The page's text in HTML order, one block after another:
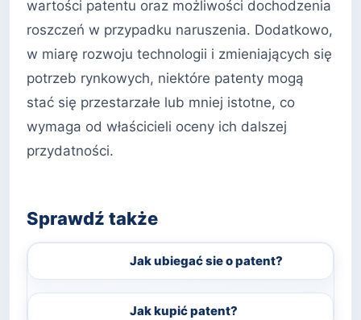
wartości patentu oraz możliwości dochodzenia
roszczeń w przypadku naruszenia. Dodatkowo,
w miarę rozwoju technologii i zmieniających się
potrzeb rynkowych, niektóre patenty mogą
stać się przestarzałe lub mniej istotne, co
wymaga od właścicieli oceny ich dalszej
przydatności.
Sprawdź także
Jak ubiegać sie o patent?
Jak kupić patent?